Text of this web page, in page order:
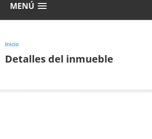
MENÚ
Inicio
Detalles del inmueble